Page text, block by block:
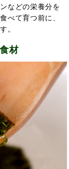
などの栄養分を
べて育つ前に、
。
材